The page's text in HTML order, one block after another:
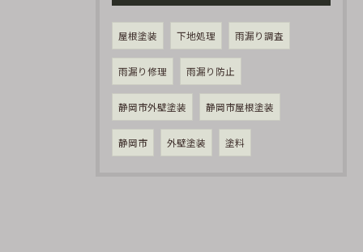
屋根塗装 下地処理 雨漏り調査
雨漏り修理 雨漏り防止
静岡市外壁塗装 静岡市屋根塗装
静岡市 外壁塗装 塗料